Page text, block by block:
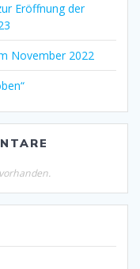
Eröffnung der
November 2022